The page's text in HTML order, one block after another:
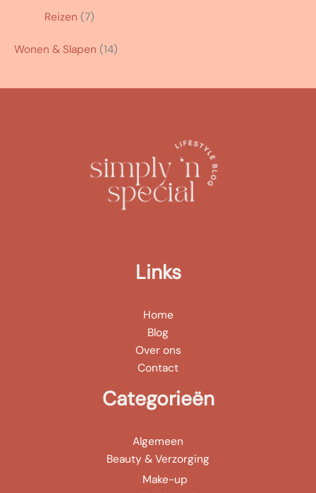
Reizen (7)
Wonen & Slapen (14)
Links
Home
Blog
Over ons
Contact
Categorieën
Algemeen
Beauty & Verzorging
Make-up